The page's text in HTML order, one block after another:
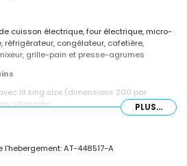
cuisson électrique, four électrique, micro-
réfrigérateur, congélateur, cafetière,
grille-pain et presse-agrumes
lit king size (dimensions 200 par
attenante
lit queen size (dimensions 200 par
simple, douche et toilette
PLUS...
AT-448517-A